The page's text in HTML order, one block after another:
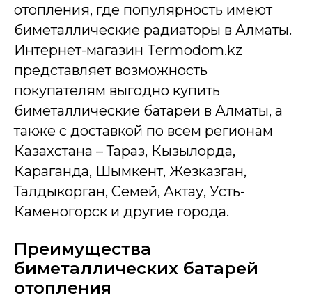
отопления, где популярность имеют
биметаллические радиаторы в Алматы.
Интернет-магазин Termodom.kz
представляет возможность
покупателям выгодно купить
биметаллические батареи в Алматы, а
также с доставкой по всем регионам
Казахстана – Тараз, Кызылорда,
Караганда, Шымкент, Жезказган,
Талдыкорган, Семей, Актау, Усть-
Каменогорск и другие города.
Преимущества
биметаллических батарей
отопления